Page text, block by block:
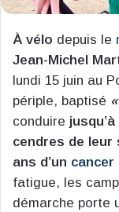
À vélo depuis le
Jean-Michel
lundi 15 juin au
périple, baptisé
conduire
cendres de leur
ans d’un cancer
fatigue, les
démarche porte